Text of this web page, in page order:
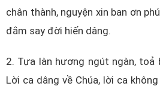
chân thành, nguyện xin ban ơn
đắm say đời hiến dâng.
2. Tựa làn hương ngút ngàn, toả
Lời ca dâng về Chúa, lời ca